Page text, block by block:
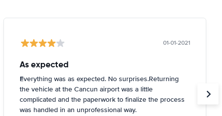
01-01-2021
As expected
Everything was as expected. No surprises.Returning
the vehicle at the Cancun airport was a little
complicated and the paperwork to finalize the process
was handled in an unprofessional way.